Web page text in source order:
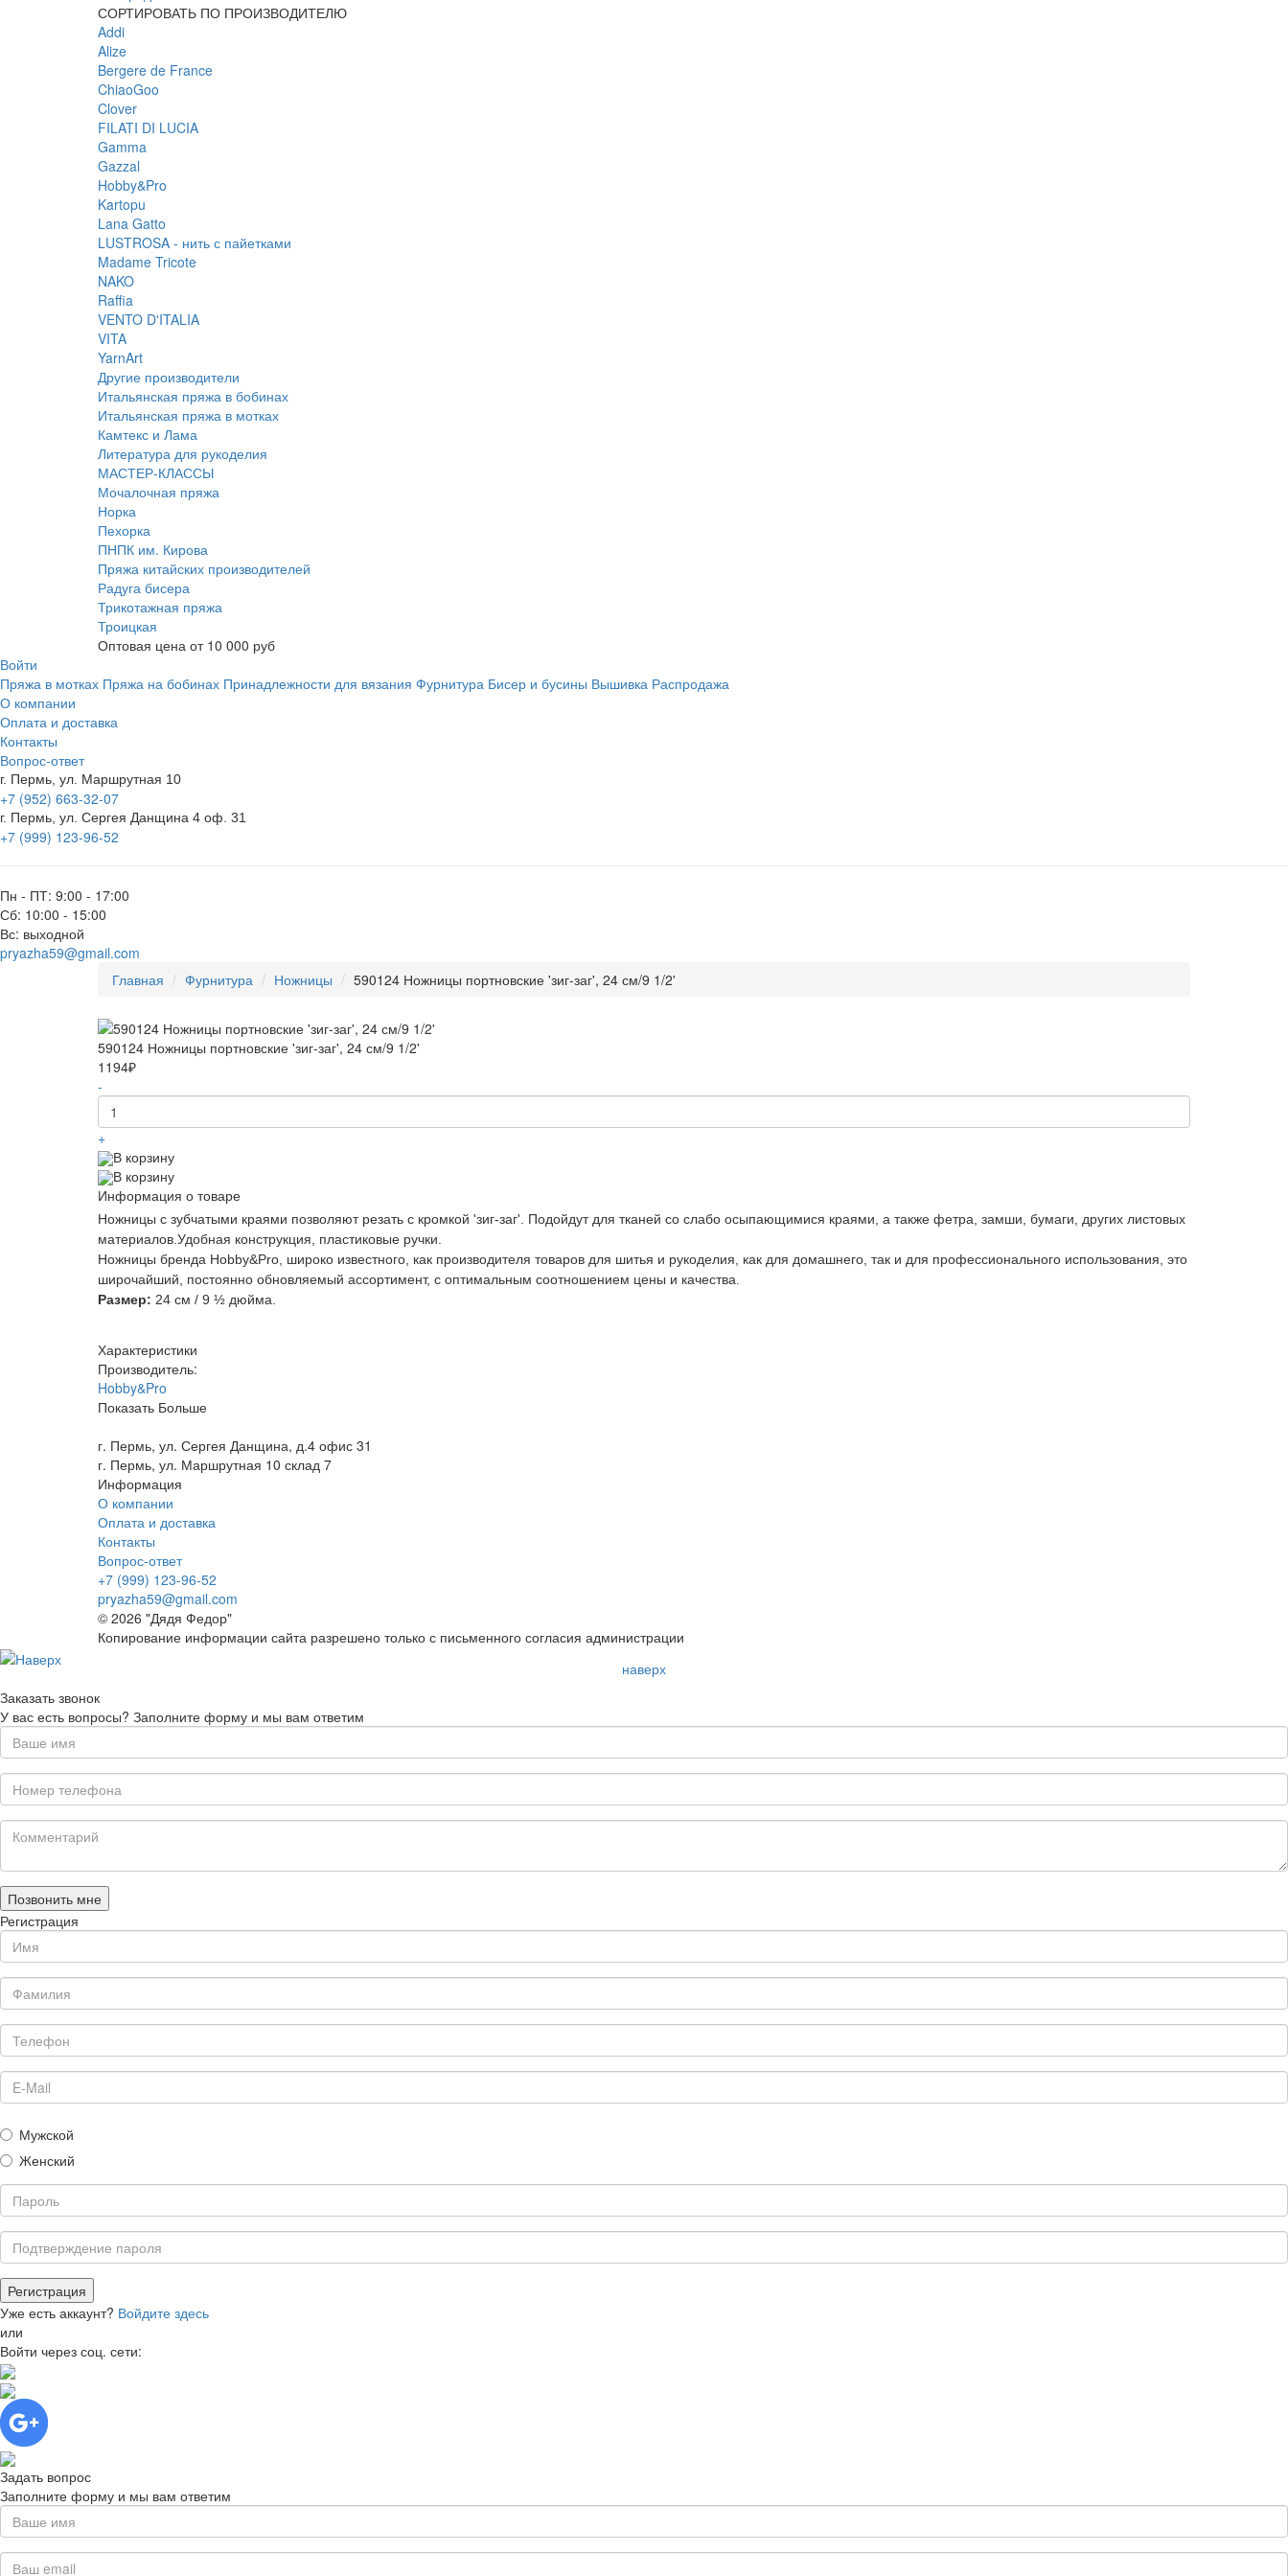
СОРТИРОВАТЬ ПО ПРОИЗВОДИТЕЛЮ
Addi
Alize
Bergere de France
ChiaoGoo
Clover
FILATI DI LUCIA
Gamma
Gazzal
Hobby&Pro
Kartopu
Lana Gatto
LUSTROSA - нить с пайетками
Madame Tricote
NAKO
Raffia
VENTO D'ITALIA
VITA
YarnArt
Другие производители
Итальянская пряжа в бобинах
Итальянская пряжа в мотках
Камтекс и Лама
Литература для рукоделия
МАСТЕР-КЛАССЫ
Мочалочная пряжа
Норка
Пехорка
ПНПК им. Кирова
Пряжа китайских производителей
Радуга бисера
Трикотажная пряжа
Троицкая
Оптовая цена от 10 000 руб
Войти
Пряжа в мотках Пряжа на бобинах Принадлежности для вязания Фурнитура Бисер и бусины Вышивка Распродажа
О компании
Оплата и доставка
Контакты
Вопрос-ответ
г. Пермь, ул. Маршрутная 10
+7 (952) 663-32-07
г. Пермь, ул. Сергея Данщина 4 оф. 31
+7 (999) 123-96-52
Пн - ПТ: 9:00 - 17:00
Сб: 10:00 - 15:00
Вс: выходной
pryazha59@gmail.com
Главная
Фурнитура Ножницы 590124 Ножницы портновские 'зиг-заг', 24 см/9 1/2'
590124 Ножницы портновские 'зиг-заг', 24 см/9 1/2'
1194₽
-
+
В корзину
В корзину
Информация о товаре
Ножницы с зубчатыми краями позволяют резать с кромкой 'зиг-заг'. Подойдут для тканей со слабо осыпающимися краями, а также фетра, замши, бумаги, других листовых
материалов.Удобная конструкция, пластиковые ручки.
Ножницы бренда Hobby&Pro, широко известного, как производителя товаров для шитья и рукоделия, как для домашнего, так и для профессионального использования, это
широчайший, постоянно обновляемый ассортимент, с оптимальным соотношением цены и качества.
Размер: 24 см / 9 ½ дюйма.
Характеристики
Производитель:
Hobby&Pro
Показать Больше
г. Пермь, ул. Сергея Данщина, д.4 офис 31
г. Пермь, ул. Маршрутная 10 склад 7
Информация
О компании
Оплата и доставка
Контакты
Вопрос-ответ
+7 (999) 123-96-52
pryazha59@gmail.com
© 2026 "Дядя Федор"
Копирование информации сайта разрешено только с письменного согласия администрации
наверх
Заказать звонок
У вас есть вопросы? Заполните форму и мы вам ответим
Позвонить мне
Регистрация
Мужской
Женский
Уже есть аккаунт? Войдите здесь
или
Войти через соц. сети:
Задать вопрос
Заполните форму и мы вам ответим